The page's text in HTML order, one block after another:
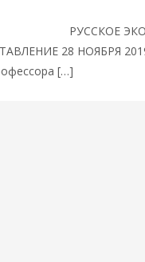
РУССКОЕ
28 НОЯБРЯ
[…]